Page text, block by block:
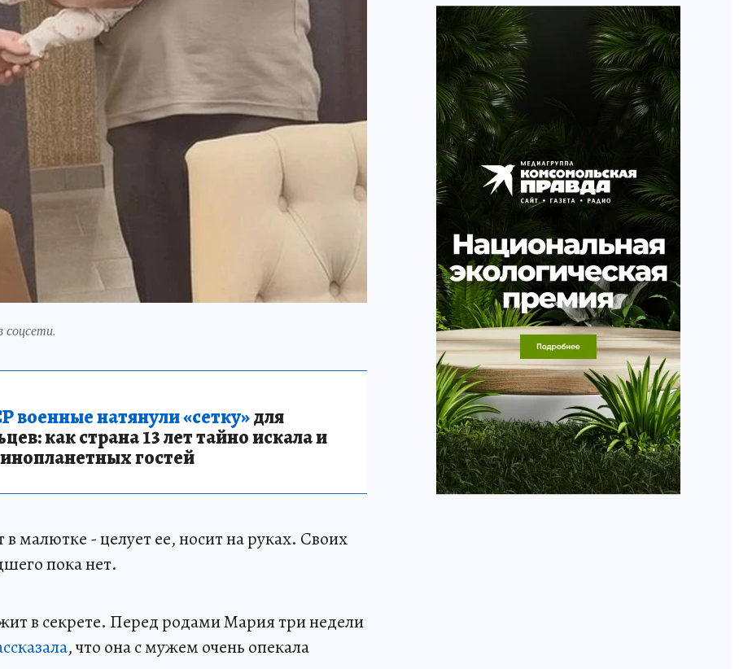
соцсети.
военные натянули «сетку»для
как страна 13 лет тайно искала и
гостей
малютке - целует ее, носит на руках. Своих
пока нет.
в секрете. Перед родами Мария три недели
, что она с мужем очень опекала